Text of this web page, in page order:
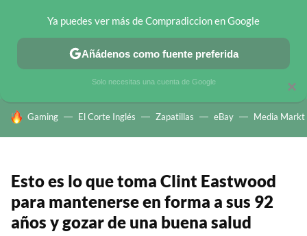
CHOLLOS TELEGRAM OFERTAS EN MÓVILES OFERTAS EN
HOY SE HABLA DE
Gaming El Corte Inglés Zapatillas eBay Media Markt
Esto es lo que toma Clint Eastwood
para mantenerse en forma a sus 92
años y gozar de una buena salud
×
Ya puedes ver más de Compradiccion en Google
Añádenos como fuente preferida
Solo necesitas una cuenta de Google